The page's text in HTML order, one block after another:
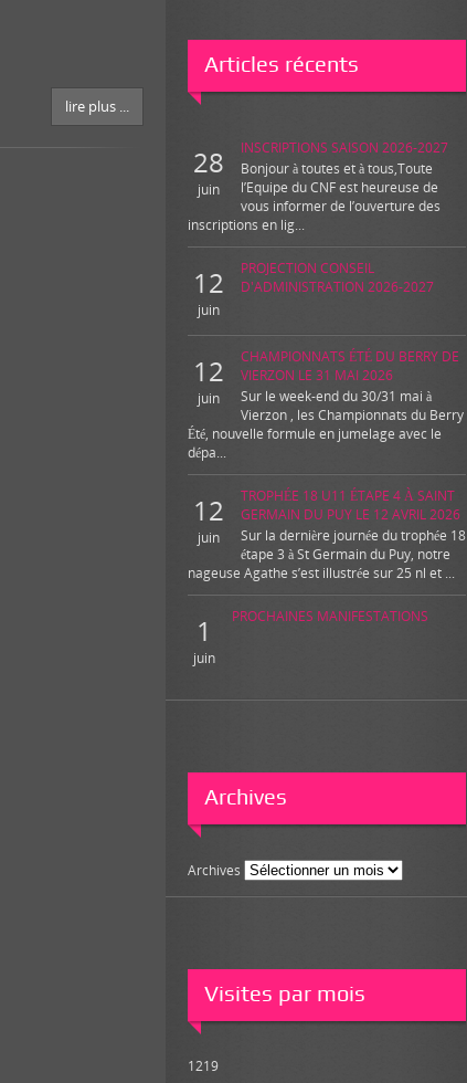
Articles récents
28
juin
INSCRIPTIONS SAISON 2026-2027
Bonjour à toutes et à tous,Toute
l’Equipe du CNF est heureuse de
vous informer de l’ouverture des
inscriptions en lig...
12
juin
PROJECTION CONSEIL
D'ADMINISTRATION 2026-2027
12
juin
CHAMPIONNATS ÉTÉ DU BERRY DE
VIERZON LE 31 MAI 2026
Sur le week-end du 30/31 mai à
Vierzon , les Championnats du Berry
Été, nouvelle formule en jumelage avec le
dépa...
12
juin
TROPHÉE 18 U11 ÉTAPE 4 À SAINT
GERMAIN DU PUY LE 12 AVRIL 2026
Sur la dernière journée du trophée 18
étape 3 à St Germain du Puy, notre
nageuse Agathe s’est illustrée sur 25 nl et ...
1
juin
PROCHAINES MANIFESTATIONS
Archives
Archives
Visites par mois
1219
lire plus ...